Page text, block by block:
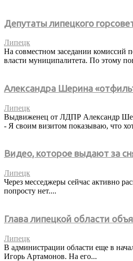
Депутаты липецкого
Липецк
На совместном заседании комиссий
власти муниципалитета. По этому
Александра Шерина
Липецк
Выдвиженец от ЛДПР Александр
- Я своим визитом показываю, что
Видео, которое выдают за
Липецк
Через месседжеры сейчас активно
попросту нет....
Глава липецкой области
Липецк
В администрации области еще в
Игорь Артамонов. На его...